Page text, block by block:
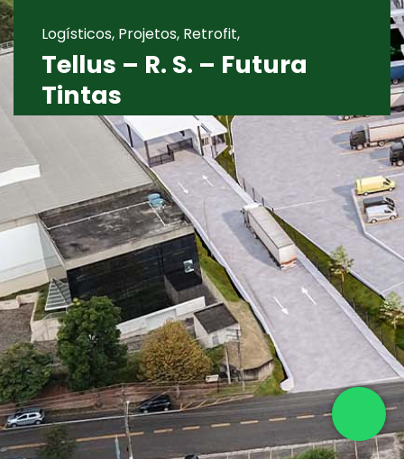
Logísticos, Projetos, Retrofit,
Tellus – R. S. – Futura
Tintas